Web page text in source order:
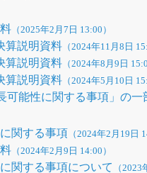
（2025年2月7日 13:00）
算説明資料 （2024年11月8日
算説明資料 （2024年8月9日
算説明資料 （2024年5月10日
可能性に関する事項」の一
関する事項 （2024年2月19日
（2024年2月9日 14:00）
関する事項について （2023